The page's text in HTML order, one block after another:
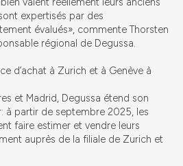
expertisés par des
évalués», commente Thorsten
régional de Degussa.
d’achat à Zurich et à Genève à
et Madrid, Degussa étend son
à partir de septembre 2025, les
faire estimer et vendre leurs
auprès de la filiale de Zurich et